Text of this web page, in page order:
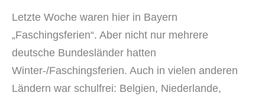
Letzte Woche waren hier in Bayern
„Faschingsferien“. Aber nicht nur mehrere
deutsche Bundesländer hatten
Winter-/Faschingsferien. Auch in vielen anderen
Ländern war schulfrei: Belgien, Niederlande,